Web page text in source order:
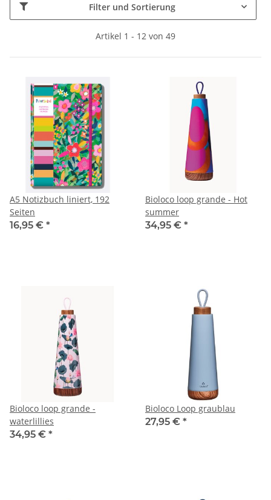
Filter und Sortierung
Artikel 1 - 12 von 49
A5 Notizbuch liniert, 192
Seiten
16,95 € *
Bioloco loop grande - Hot
summer
34,95 € *
Bioloco loop grande -
waterlillies
34,95 € *
Bioloco Loop graublau
27,95 € *